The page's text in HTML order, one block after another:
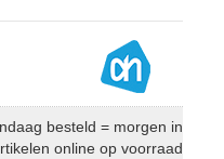
besteld = morgen in
online op voorraad